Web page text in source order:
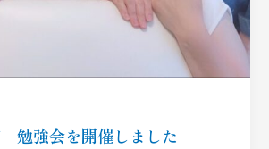
勉強会を開催しました